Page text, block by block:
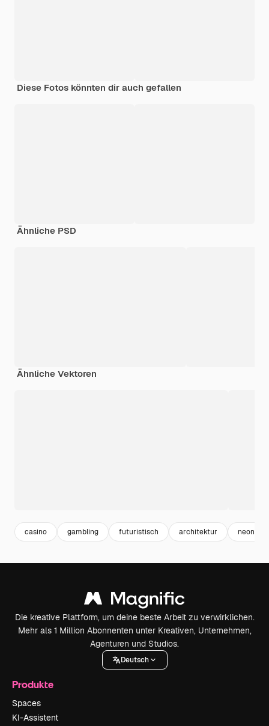
Diese Fotos könnten dir auch gefallen
Ähnliche PSD
Ähnliche Vektoren
casino gambling futuristisch architektur neon
Die kreative Plattform, um deine beste Arbeit zu verwirklichen.
Mehr als 1 Million Abonnenten unter Kreativen, Unternehmen,
Agenturen und Studios.
Deutsch
Produkte
Spaces
KI-Assistent